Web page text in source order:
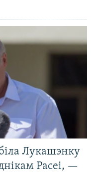
Лукашэнку
Расеі, —